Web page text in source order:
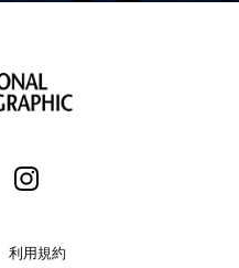
利用規約